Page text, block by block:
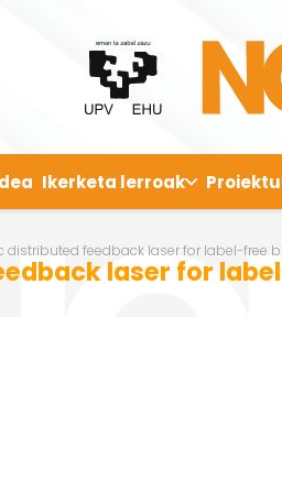
Ikerketa lerroak
distributed feedback laser for label-free
laser for